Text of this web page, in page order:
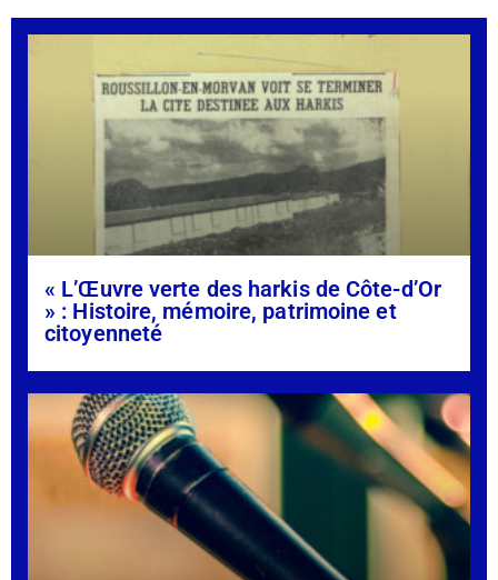
« L’Œuvre verte des harkis de Côte-d’Or
» : Histoire, mémoire, patrimoine et
citoyenneté